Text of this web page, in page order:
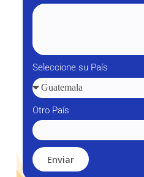
Seleccione su País
Otro País
Enviar